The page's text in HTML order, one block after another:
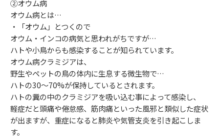
②オウム病
オウム病とは…
・「オウム」とつくので
オウム・インコの病気と思われがちですが…
ハトや小鳥からも感染することが知られています。
オウム病クラミジアは、
野生やペットの鳥の体内に生息する微生物で…
ハトの30〜70%が保持しているとされます。
ハトの糞の中のクラミジアを吸い込む事によって感染し、
軽症だと頭痛や倦怠感、筋肉痛といった風邪と類似した症状
が出ますが、重症になると肺炎や気管支炎を引き起こしま
す。